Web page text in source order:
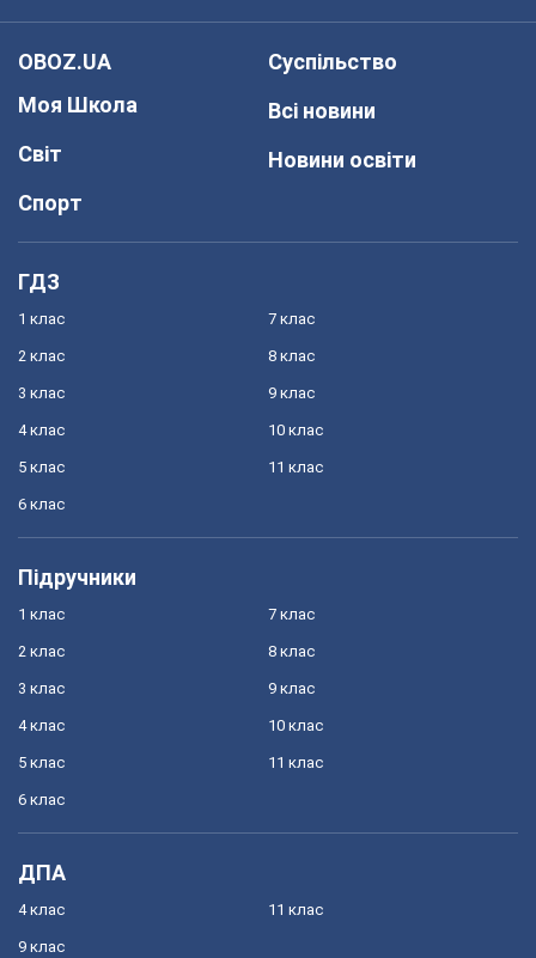
OBOZ.UA
Моя Школа
Світ
Спорт
Суспільство
Всі новини
Новини освіти
ГДЗ
1 клас
2 клас
3 клас
4 клас
5 клас
6 клас
7 клас
8 клас
9 клас
10 клас
11 клас
Підручники
1 клас
2 клас
3 клас
4 клас
5 клас
6 клас
7 клас
8 клас
9 клас
10 клас
11 клас
ДПА
4 клас
9 клас
11 клас